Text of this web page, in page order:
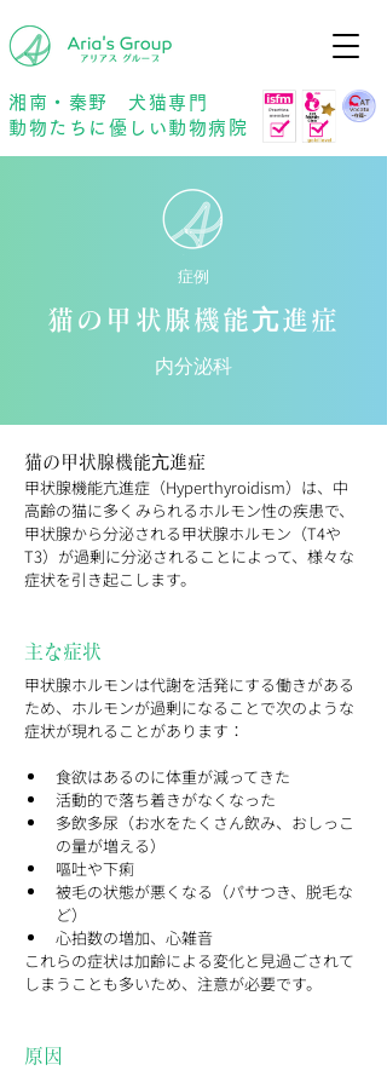
湘南・秦野 犬猫専門
動物たちに優しい動物病院
症例
猫の甲状腺機能亢進症
内分泌科
猫の甲状腺機能亢進症
甲状腺機能亢進症（Hyperthyroidism）は、中
高齢の猫に多くみられるホルモン性の疾患で、
甲状腺から分泌される甲状腺ホルモン（T4や
T3）が過剰に分泌されることによって、様々な
症状を引き起こします。
主な症状
甲状腺ホルモンは代謝を活発にする働きがある
ため、ホルモンが過剰になることで次のような
症状が現れることがあります：
食欲はあるのに体重が減ってきた
活動的で落ち着きがなくなった
多飲多尿（お水をたくさん飲み、おしっこ
の量が増える）
嘔吐や下痢
被毛の状態が悪くなる（パサつき、脱毛な
ど）
心拍数の増加、心雑音
これらの症状は加齢による変化と見過ごされて
しまうことも多いため、注意が必要です。
原因